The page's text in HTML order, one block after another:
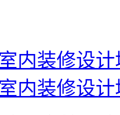
内装修设
内装修设